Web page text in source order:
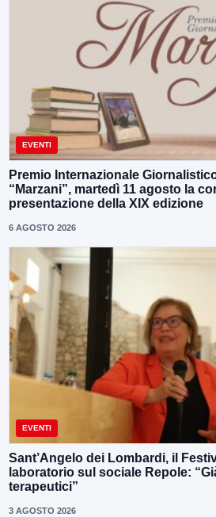
EVENTI
Premio Internazionale
“Marzani”, martedì 11 agosto la
presentazione della XIX edizione
6 AGOSTO 2026
EVENTI
Sant’Angelo dei Lombardi, il
laboratorio sul sociale Repole:
terapeutici”
3 AGOSTO 2026